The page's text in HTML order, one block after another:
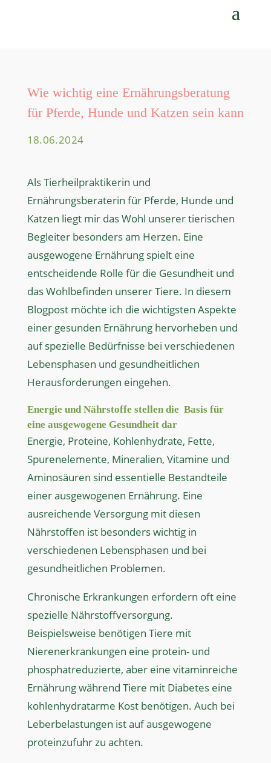
Wie wichtig eine Ernährungsberatung
für Pferde, Hunde und Katzen sein kann
18.06.2024
Als Tierheilpraktikerin und
Ernährungsberaterin für Pferde, Hunde und
Katzen liegt mir das Wohl unserer tierischen
Begleiter besonders am Herzen. Eine
ausgewogene Ernährung spielt eine
entscheidende Rolle für die Gesundheit und
das Wohlbefinden unserer Tiere. In diesem
Blogpost möchte ich die wichtigsten Aspekte
einer gesunden Ernährung hervorheben und
auf spezielle Bedürfnisse bei verschiedenen
Lebensphasen und gesundheitlichen
Herausforderungen eingehen.
Energie und Nährstoffe stellen die Basis für
eine ausgewogene Gesundheit dar
Energie, Proteine, Kohlenhydrate, Fette,
Spurenelemente, Mineralien, Vitamine und
Aminosäuren sind essentielle Bestandteile
einer ausgewogenen Ernährung. Eine
ausreichende Versorgung mit diesen
Nährstoffen ist besonders wichtig in
verschiedenen Lebensphasen und bei
gesundheitlichen Problemen.
Chronische Erkrankungen erfordern oft eine
spezielle Nährstoffversorgung.
Beispielsweise benötigen Tiere mit
Nierenerkrankungen eine protein- und
phosphatreduzierte, aber eine vitaminreiche
Ernährung während Tiere mit Diabetes eine
kohlenhydratarme Kost benötigen. Auch bei
Leberbelastungen ist auf ausgewogene
proteinzufuhr zu achten.